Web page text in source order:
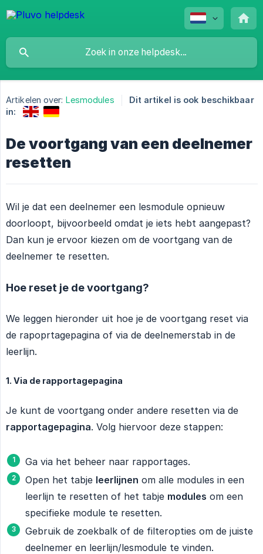
Artikelen over: Lesmodules
Dit artikel is ook beschikbaar
in:
De voortgang van een deelnemer
resetten
Wil je dat een deelnemer een lesmodule opnieuw
doorloopt, bijvoorbeeld omdat je iets hebt aangepast?
Dan kun je ervoor kiezen om de voortgang van de
deelnemer te resetten.
Hoe reset je de voortgang?
We leggen hieronder uit hoe je de voortgang reset via
de rapoprtagepagina of via de deelnemerstab in de
leerlijn.
1. Via de rapportagepagina
Je kunt de voortgang onder andere resetten via de
rapportagepagina. Volg hiervoor deze stappen:
Ga via het beheer naar rapportages.
Open het tabje leerlijnen om alle modules in een
leerlijn te resetten of het tabje modules om een
specifieke module te resetten.
Gebruik de zoekbalk of de filteropties om de juiste
deelnemer en leerlijn/lesmodule te vinden.